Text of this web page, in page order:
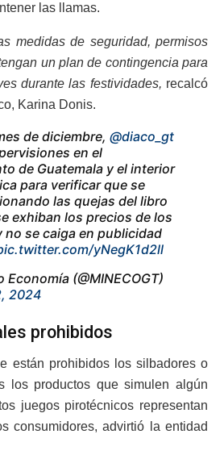
las llamas.
medidas de seguridad, permisos
un plan de contingencia para
durante las festividades, recalcó
Karina Donis.
de diciembre, @diaco_gt
en el
de Guatemala y el interior
para verificar que se
las quejas del libro
exhiban los precios de los
se caiga en publicidad
yNegK1d2ll
(@MINECOGT)
2024
prohibidos
están prohibidos los silbadores o
los productos que simulen algún
juegos pirotécnicos representan
consumidores, advirtió la entidad